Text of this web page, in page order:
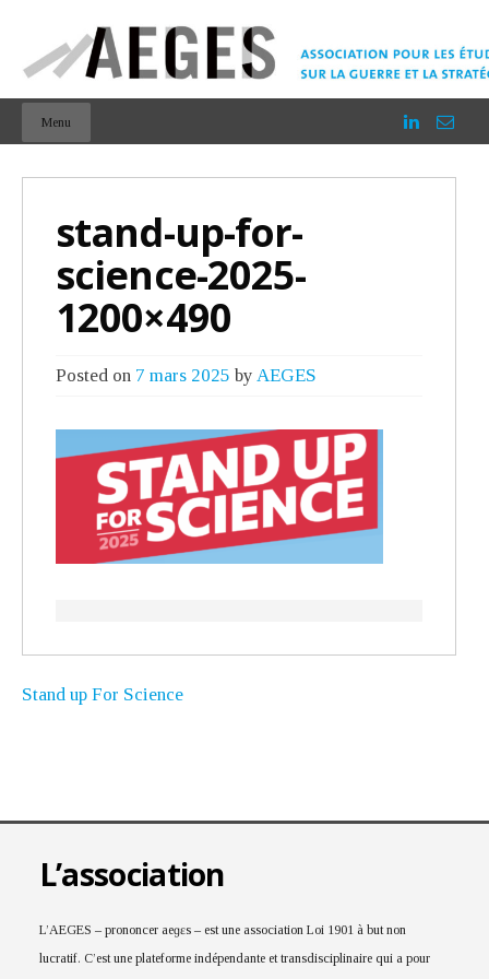
Menu
stand-up-for-
science-2025-
1200×490
Posted on 7 mars 2025 by AEGES
Stand up For Science
L’association
L’AEGES – prononcer aeɡɛs – est une association Loi 1901 à but non
lucratif. C’est une plateforme indépendante et transdisciplinaire qui a pour